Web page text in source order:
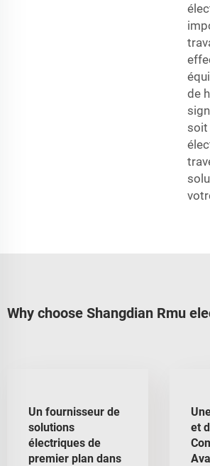
de
soit
Why choose Shangdian Rmu
Un fournisseur de
solutions
électriques de
premier plan dans
et